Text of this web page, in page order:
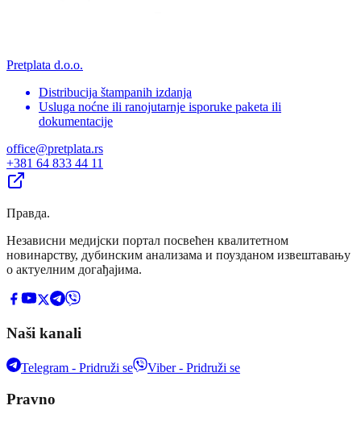
Pretplata d.o.o.
Distribucija štampanih izdanja
Usluga noćne ili ranojutarnje isporuke paketa ili
dokumentacije
office@pretplata.rs
+381 64 833 44 11
Правда.
Независни медијски портал посвећен квалитетном
новинарству, дубинским анализама и поузданом извештавању
о актуелним догађајима.
Naši kanali
Telegram - Pridruži se Viber - Pridruži se
Pravno